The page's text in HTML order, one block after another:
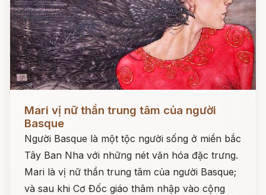
Mari vị nữ thần trung tâm của người
Basque
Người Basque là một tộc người sống ở miền bắc
Tây Ban Nha với những nét văn hóa đặc trưng.
Mari là vị nữ thần trung tâm của người Basque;
và sau khi Cơ Đốc giáo thâm nhập vào cộng